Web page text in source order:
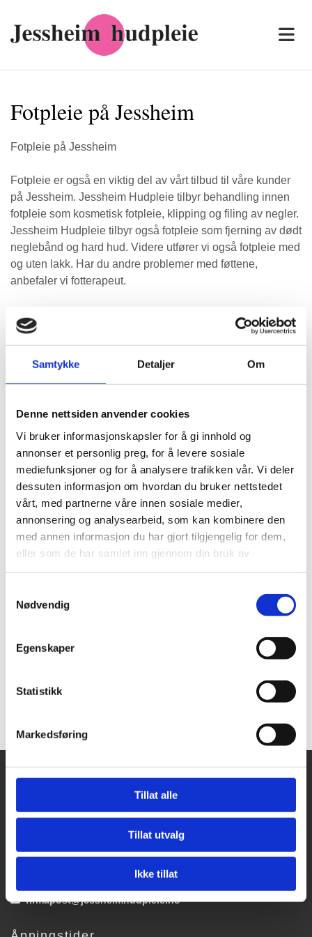
Samtykke Detaljer Om
Denne nettsiden anvender cookies
Vi bruker informasjonskapsler for å gi innhold og
annonser et personlig preg, for å levere sosiale
mediefunksjoner og for å analysere trafikken vår. Vi deler
dessuten informasjon om hvordan du bruker nettstedet
vårt, med partnerne våre innen sosiale medier,
annonsering og analysearbeid, som kan kombinere den
med annen informasjon du har gjort tilgjengelig for dem,
eller som de har samlet inn gjennom din bruk av
Nødvendig
Egenskaper
Statistikk
Markedsføring
Tillat alle
Tillat utvalg
Ikke tillat
Fotpleie på Jessheim
Fotpleie på Jessheim
Fotpleie er også en viktig del av vårt tilbud til våre kunder
på Jessheim. Jessheim Hudpleie tilbyr behandling innen
fotpleie som kosmetisk fotpleie, klipping og filing av negler.
Jessheim Hudpleie tilbyr også fotpleie som fjerning av dødt
neglebånd og hard hud. Videre utfører vi også fotpleie med
og uten lakk. Har du andre problemer med føttene,
anbefaler vi fotterapeut.
mer informasjon om
fotpleie på Jessheim
Fotpleie eller fotterapi
lett å bland begrepene, noe som kan skape forvirring. Mens
fotterapi er en helsefaglig behandling utført av autorisert
helsepersonell, er fotpleie en kosmetisk behandling for
velværens del alene. Definisjonen av fotpleie er kosmetisk
behandling av fotens hud og negler med redskaper som
ikke kan påføre skade. Fotpleie skal kun utføres på en frisk
fot, og på personer uten sykdommer som påvirker føttene.
Definisjonen av fotterapi er å forebygge og behandle
sykdommer i føttene. Årsakskartlegging gjør det lettere å
finne riktig behandling, og sannsynligheten øker for varig
fotpleie på Jessheim
Jessheim hudpleie
Dampsaga allé 62
Kontakt oss
 firmapost@jessheimhudpleie.no